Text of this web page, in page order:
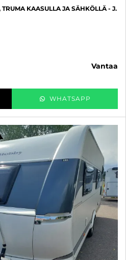
KAASULLA JA SÄHKÖLLÄ - J.
vantaa
WHATSAPP